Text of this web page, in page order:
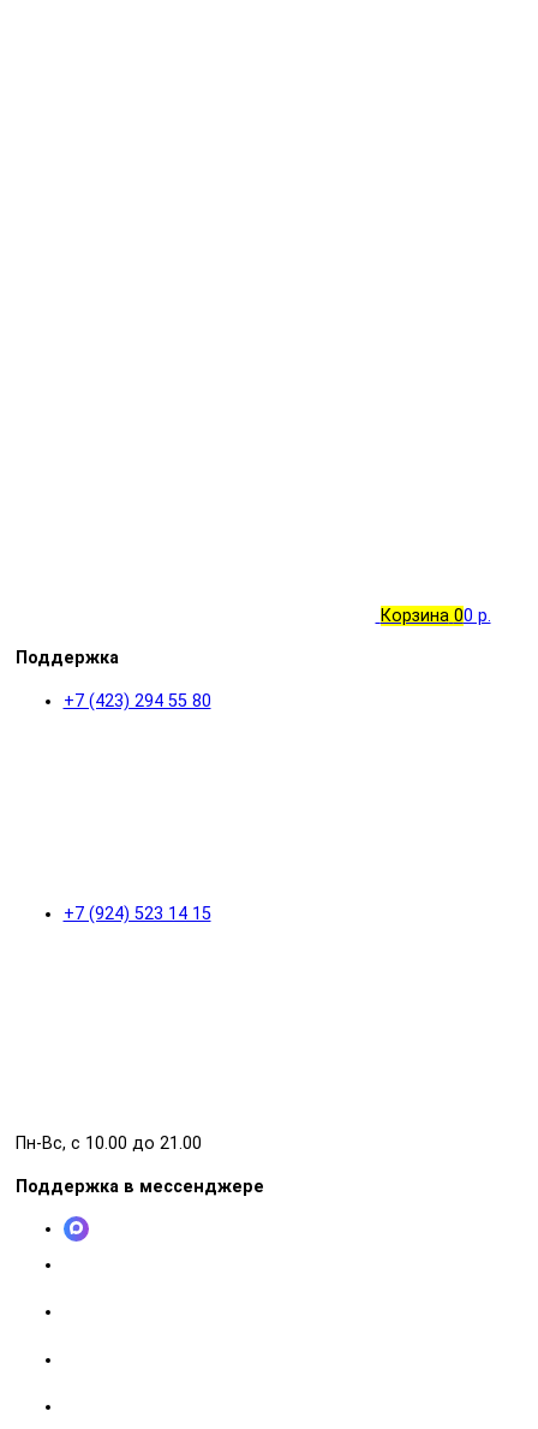
Корзина 00 р.
Поддержка
+7 (423) 294 55 80
+7 (924) 523 14 15
Пн-Вс, с 10.00 до 21.00
Поддержка в мессенджере